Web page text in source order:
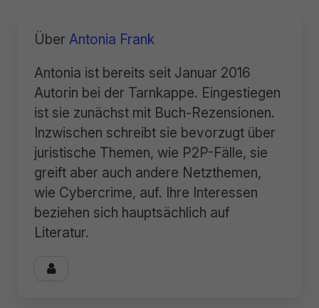
Über Antonia Frank
Antonia ist bereits seit Januar 2016
Autorin bei der Tarnkappe. Eingestiegen
ist sie zunächst mit Buch-Rezensionen.
Inzwischen schreibt sie bevorzugt über
juristische Themen, wie P2P-Fälle, sie
greift aber auch andere Netzthemen,
wie Cybercrime, auf. Ihre Interessen
beziehen sich hauptsächlich auf
Literatur.
